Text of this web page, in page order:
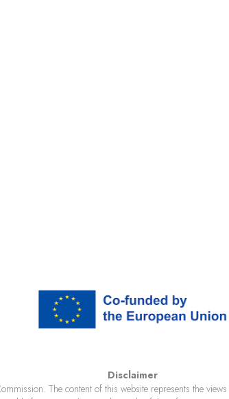
Disclaimer
The content of this website represents the